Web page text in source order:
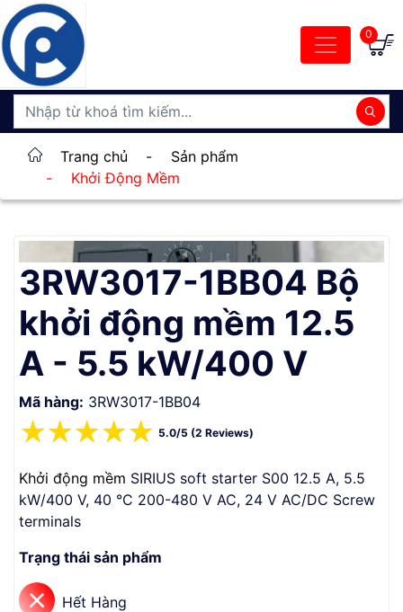
0
Trang chủ -
Sản phẩm
-
Khởi Động Mềm
3RW3017-1BB04 Bộ
khởi động mềm 12.5
A - 5.5 kW/400 V
Mã hàng: 3RW3017-1BB04
☆
☆
☆
☆
☆ 5.0/5 (2 Reviews)
Khởi động mềm SIRIUS soft starter S00 12.5 A, 5.5
kW/400 V, 40 °C 200-480 V AC, 24 V AC/DC Screw
terminals
Trạng thái sản phẩm
Hết Hàng